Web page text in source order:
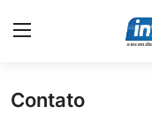
Home
Contato